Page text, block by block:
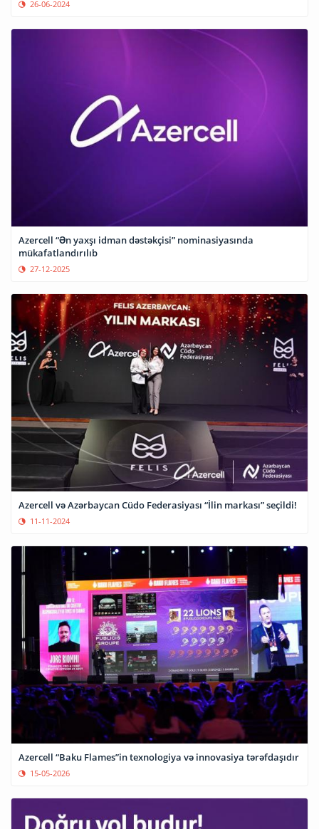
26-06-2024
Azercell “Ən yaxşı idman dəstəkçisi” nominasiyasında
mükafatlandırılıb
27-12-2025
Azercell və Azərbaycan Cüdo Federasiyası “İlin markası” seçildi!
11-11-2024
Azercell “Baku Flames”in texnologiya və innovasiya tərəfdaşıdır
15-05-2026